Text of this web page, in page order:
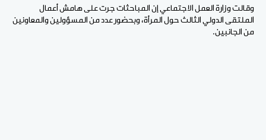
وقالت وزارة العمل الاجتماعي إن المباحثات جرت على هامش أعمال
الملتقى الدولي الثالث حول المرأة، وبحضور عدد من المسؤولين والمعاونين
من الجانبين.